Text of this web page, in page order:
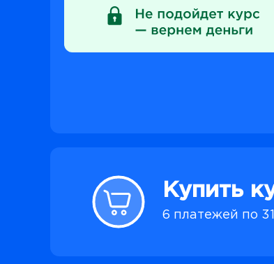
Купить
6 платежей по